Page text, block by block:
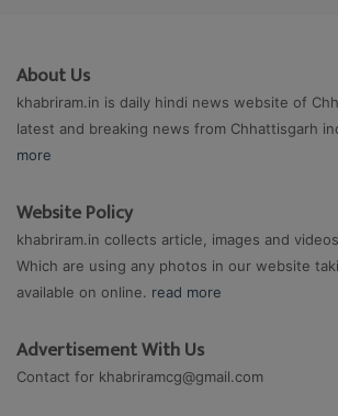
About Us
khabriram.in is daily hindi news website of
latest and breaking news from Chhattisgarh
more
Website Policy
khabriram.in collects article, images and
Which are using any photos in our website
available on online. read more
Advertisement With Us
Contact for khabriramcg@gmail.com